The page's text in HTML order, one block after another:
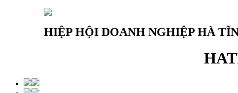
HIỆP HỘI DOANH NGHIỆP HÀ